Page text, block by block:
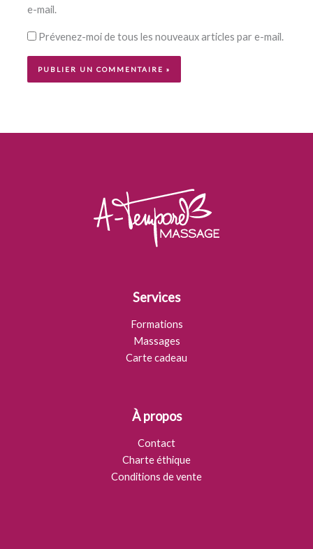
e-mail.
Prévenez-moi de tous les nouveaux articles par e-mail.
Services
Formations
Massages
Carte cadeau
À propos
Contact
Charte éthique
Conditions de vente